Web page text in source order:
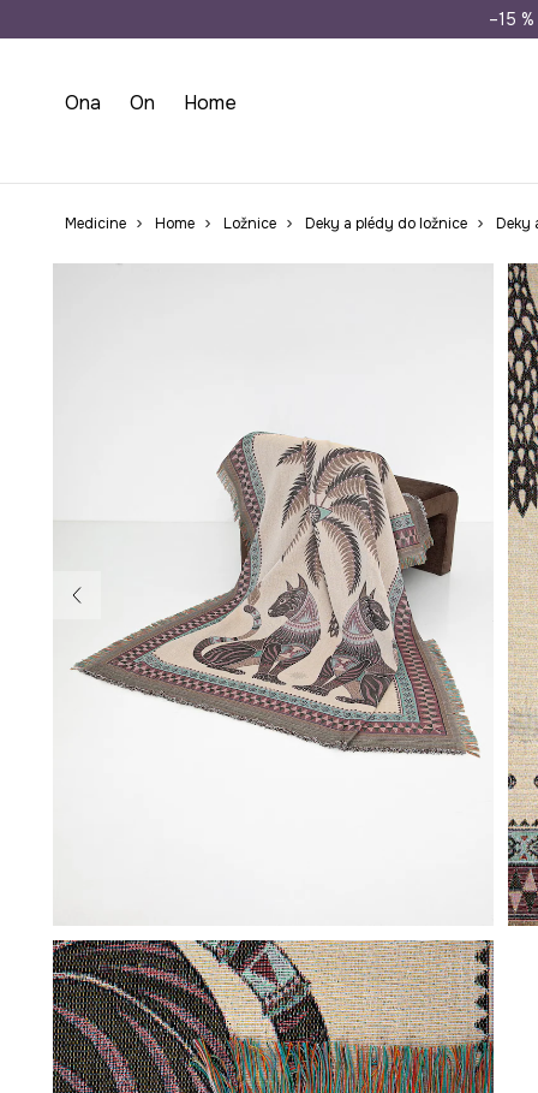
Doprava zdarma
–15
Ona On Home
Medicine Home Ložnice Deky a plédy do ložnice Deky